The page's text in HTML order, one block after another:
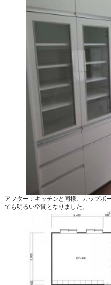
アフター：キッチンと同様、カップボ
ても明るい空間となりました。